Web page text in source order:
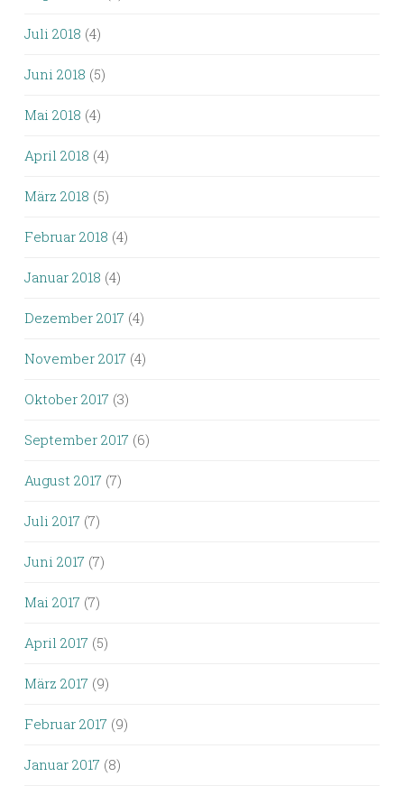
Juli 2018 (4)
Juni 2018 (5)
Mai 2018 (4)
April 2018 (4)
März 2018 (5)
Februar 2018 (4)
Januar 2018 (4)
Dezember 2017 (4)
November 2017 (4)
Oktober 2017 (3)
September 2017 (6)
August 2017 (7)
Juli 2017 (7)
Juni 2017 (7)
Mai 2017 (7)
April 2017 (5)
März 2017 (9)
Februar 2017 (9)
Januar 2017 (8)